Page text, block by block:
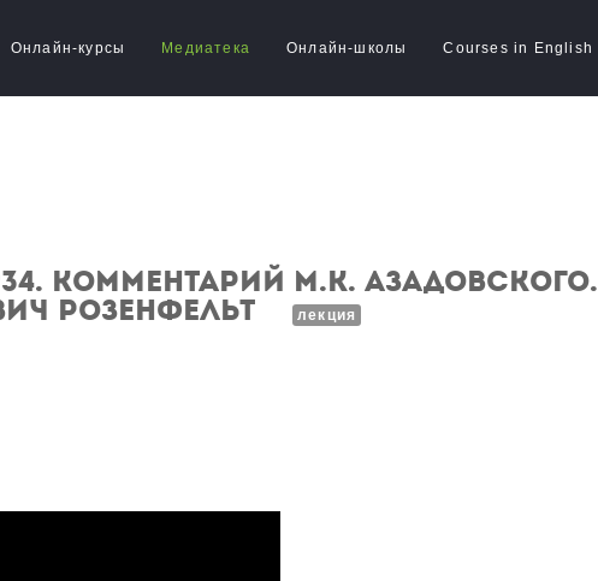
Онлайн-курсы Медиатека Онлайн-школы Courses in English
Комментарий М.К. Азадовского.
Розенфельт
лекция